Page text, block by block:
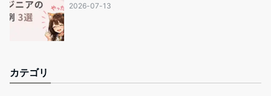
2026-07-13
カテゴリ